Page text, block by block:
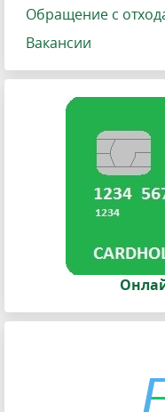
Обращение с
Вакансии